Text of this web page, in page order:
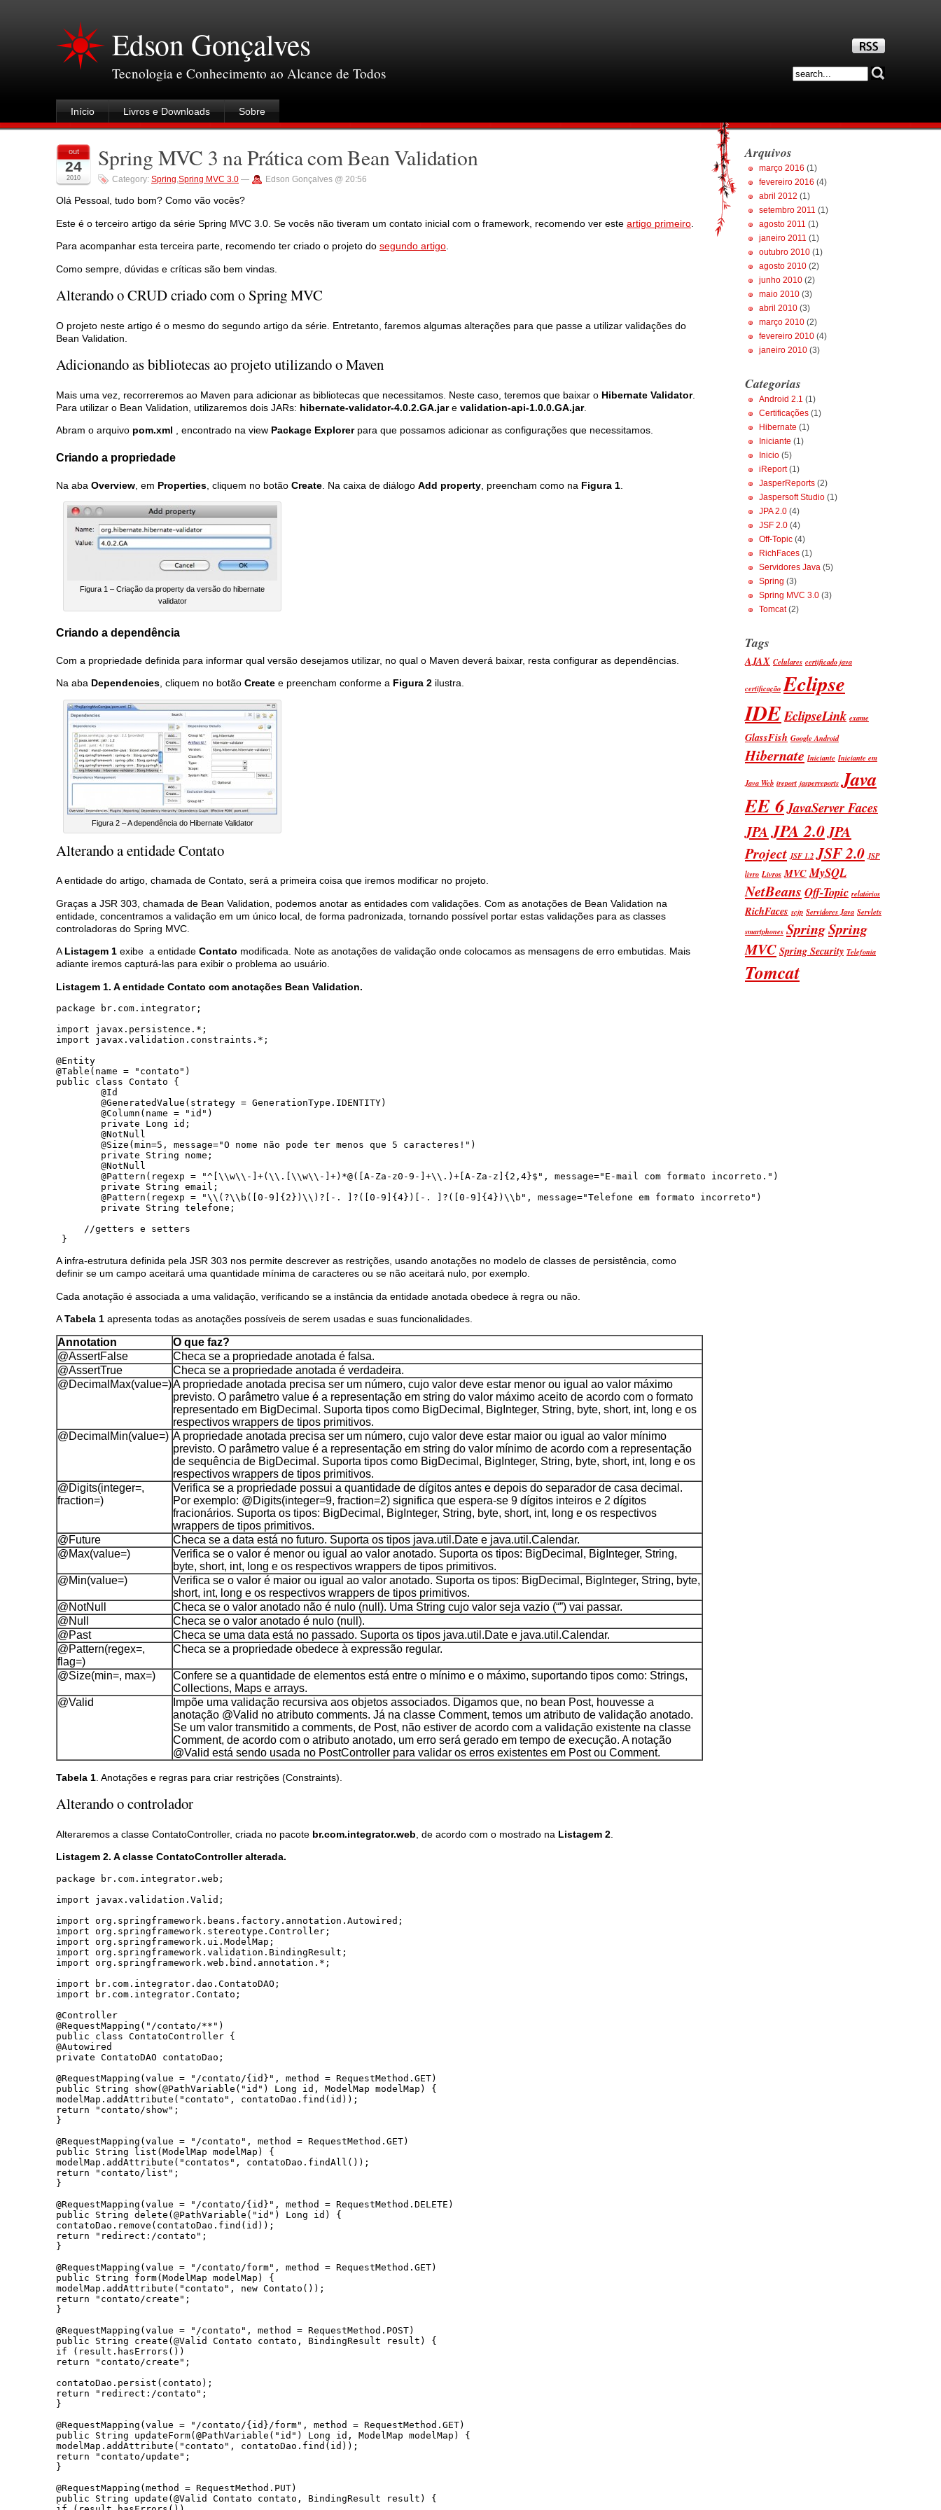
Edson Gonçalves
Tecnologia e Conhecimento ao Alcance de Todos
Início Livros e Downloads Sobre
out
24
2010
Spring MVC 3 na Prática com Bean Validation
Category: Spring,Spring MVC 3.0 — Edson Gonçalves @ 20:56
Olá Pessoal, tudo bom? Como vão vocês?
Este é o terceiro artigo da série Spring MVC 3.0. Se vocês não tiveram um contato inicial com o framework, recomendo ver este artigo primeiro
Para acompanhar esta terceira parte, recomendo ter criado o projeto do segundo artigo
Como sempre, dúvidas e críticas são bem vindas.
Alterando o CRUD criado com o Spring MVC
O projeto neste artigo é o mesmo do segundo artigo da série. Entretanto, faremos algumas alterações para que passe a utilizar validações do
Bean Validation.
Adicionando as bibliotecas ao projeto utilizando o Maven
Mais uma vez, recorreremos ao Maven para adicionar as bibliotecas que necessitamos. Neste caso, teremos que baixar o Hibernate Validator.
Para utilizar o Bean Validation, utilizaremos dois JARs: hibernate-validator-4.0.2.GA.jare validation-api-1.0.0.GA.jar.
Abram o arquivo pom.xml , encontrado na view Package Explorerpara que possamos adicionar as configurações que necessitamos.
Criando a propriedade
Na aba Overview , em Properties , cliquem no botão Create . Na caixa de diálogo Add property , preencham como na Figura 1
Figura 1 – Criação da property da versão do hibernate
validator
Criando a dependência
Com a propriedade definida para informar qual versão desejamos utilizar, no qual o Maven deverá baixar, resta configurar as dependências.
Na aba Dependencies , cliquem no botão Create e preencham conforme a Figura 2 ilustra.
Figura 2 – A dependência do Hibernate Validator
Alterando a entidade Contato
A entidade do artigo, chamada de Contato, será a primeira coisa que iremos modificar no projeto.
Graças a JSR 303, chamada de Bean Validation, podemos anotar as entidades com validações. Com as anotações de Bean Validation na
entidade, concentramos a validação em um único local, de forma padronizada, tornando possível portar estas validações para as classes
controladoras do Spring MVC.
A Listagem 1 exibe a entidade Contato modificada. Note as anotações de validação onde colocamos as mensagens de erro embutidas. Mais
adiante iremos capturá-las para exibir o problema ao usuário.
Listagem 1. A entidade Contato com anotações Bean Validation.
package br.com.integrator;
import javax.persistence.*;
import javax.validation.constraints.*;
@Entity
@Table(name = "contato")
public class Contato {
//getters e setters
A infra-estrutura definida pela JSR 303 nos permite descrever as restrições, usando anotações no modelo de classes de persistência, como
definir se um campo aceitará uma quantidade mínima de caracteres ou se não aceitará nulo, por exemplo.
Cada anotação é associada a uma validação, verificando se a instância da entidade anotada obedece à regra ou não.
ATabela 1 apresenta todas as anotações possíveis de serem usadas e suas funcionalidades.
Annotation
O que faz?
@AssertFalse
Checa se a propriedade anotada é falsa.
@AssertTrue
Checa se a propriedade anotada é verdadeira.
@DecimalMax(value=)A propriedade anotada precisa ser um número, cujo valor deve estar menor ou igual ao valor máximo
previsto. O parâmetro value é a representação em string do valor máximo aceito de acordo com o formato
representado em BigDecimal. Suporta tipos como BigDecimal, BigInteger, String, byte, short, int, long e os
respectivos wrappers de tipos primitivos.
@DecimalMin(value=) A propriedade anotada precisa ser um número, cujo valor deve estar maior ou igual ao valor mínimo
previsto. O parâmetro value é a representação em string do valor mínimo de acordo com a representação
de sequência de BigDecimal. Suporta tipos como BigDecimal, BigInteger, String, byte, short, int, long e os
respectivos wrappers de tipos primitivos.
@Digits(integer=,
fraction=)
Verifica se a propriedade possui a quantidade de dígitos antes e depois do separador de casa decimal.
Por exemplo: @Digits(integer=9, fraction=2) significa que espera-se 9 dígitos inteiros e 2 dígitos
fracionários. Suporta os tipos: BigDecimal, BigInteger, String, byte, short, int, long e os respectivos
wrappers de tipos primitivos.
@Future
Checa se a data está no futuro. Suporta os tipos java.util.Date e java.util.Calendar.
@Max(value=)
Verifica se o valor é menor ou igual ao valor anotado. Suporta os tipos: BigDecimal, BigInteger, String,
byte, short, int, long e os respectivos wrappers de tipos primitivos.
@Min(value=)
Verifica se o valor é maior ou igual ao valor anotado. Suporta os tipos: BigDecimal, BigInteger, String, byte,
short, int, long e os respectivos wrappers de tipos primitivos.
@NotNull
Checa se o valor anotado não é nulo (null). Uma String cujo valor seja vazio (“”) vai passar.
@Null
Checa se o valor anotado é nulo (null).
@Past
Checa se uma data está no passado. Suporta os tipos java.util.Date e java.util.Calendar.
@Pattern(regex=,
flag=)
Checa se a propriedade obedece à expressão regular.
@Size(min=, max=)
Confere se a quantidade de elementos está entre o mínimo e o máximo, suportando tipos como: Strings,
Collections, Maps e arrays.
@Valid
Impõe uma validação recursiva aos objetos associados. Digamos que, no bean Post, houvesse a
anotação @Valid no atributo comments. Já na classe Comment, temos um atributo de validação anotado.
Se um valor transmitido a comments, de Post, não estiver de acordo com a validação existente na classe
Comment, de acordo com o atributo anotado, um erro será gerado em tempo de execução. A notação
@Valid está sendo usada no PostController para validar os erros existentes em Post ou Comment.
Tabela 1 . Anotações e regras para criar restrições (Constraints).
Alterando o controlador
Alteraremos a classe ContatoController, criada no pacote br.com.integrator.web , de acordo com o mostrado na Listagem 2
Listagem 2. A classe ContatoController alterada.
package br.com.integrator.web;
import javax.validation.Valid;
import org.springframework.beans.factory.annotation.Autowired;
import org.springframework.stereotype.Controller;
import org.springframework.ui.ModelMap;
import org.springframework.validation.BindingResult;
import org.springframework.web.bind.annotation.*;
import br.com.integrator.dao.ContatoDAO;
import br.com.integrator.Contato;
@Controller
@RequestMapping("/contato/**")
public class ContatoController {
@Autowired
private ContatoDAO contatoDao;
@RequestMapping(value = "/contato/{id}", method = RequestMethod.GET)
public String show(@PathVariable("id") Long id, ModelMap modelMap) {
modelMap.addAttribute("contato", contatoDao.find(id));
return "contato/show";
}
@RequestMapping(value = "/contato", method = RequestMethod.GET)
public String list(ModelMap modelMap) {
modelMap.addAttribute("contatos", contatoDao.findAll());
return "contato/list";
}
@RequestMapping(value = "/contato/{id}", method = RequestMethod.DELETE)
public String delete(@PathVariable("id") Long id) {
contatoDao.remove(contatoDao.find(id));
return "redirect:/contato";
}
@RequestMapping(value = "/contato/form", method = RequestMethod.GET)
public String form(ModelMap modelMap) {
modelMap.addAttribute("contato", new Contato());
return "contato/create";
}
@RequestMapping(value = "/contato", method = RequestMethod.POST)
public String create(@Valid Contato contato, BindingResult result) {
if (result.hasErrors())
return "contato/create";
contatoDao.persist(contato);
return "redirect:/contato";
}
@RequestMapping(value = "/contato/{id}/form", method = RequestMethod.GET)
public String updateForm(@PathVariable("id") Long id, ModelMap modelMap) {
modelMap.addAttribute("contato", contatoDao.find(id));
return "contato/update";
}
@RequestMapping(method = RequestMethod.PUT)
public String update(@Valid Contato contato, BindingResult result) {
Arquivos
março 2016 (1)
fevereiro 2016 (4)
abril 2012 (1)
setembro 2011 (1)
agosto 2011 (1)
janeiro 2011 (1)
outubro 2010 (1)
agosto 2010 (2)
junho 2010 (2)
maio 2010 (3)
abril 2010 (3)
março 2010 (2)
fevereiro 2010 (4)
janeiro 2010 (3)
Categorias
Android 2.1 (1)
Certificações (1)
Hibernate (1)
Iniciante (1)
Inicio (5)
iReport(1)
JasperReports (2)
Jaspersoft Studio (1)
JPA 2.0 (4)
JSF 2.0 (4)
Off-Topic (4)
RichFaces (1)
Servidores Java (5)
Spring (3)
Spring MVC 3.0 (3)
Tomcat(2)
Tags
AJAX Celulares certificado java
certificação Eclipse
IDEEclipseLink exame
GlassFish Google Android
Hibernate Iniciante Iniciante em
Java Web ireport jasperreports Java
EE 6JavaServer Faces
JPA JPA 2.0JPA
Project JSF 1.2 JSF 2.0 JSP
livro Livros MVC MySQL
NetBeans Off-Topic relatórios
RichFaces scjp Servidores Java Servlets
smartphones SpringSpring
MVC Spring Security Telefonia
Tomcat